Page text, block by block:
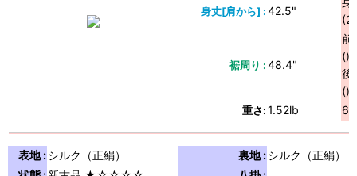
身丈[肩から] :42.5"
(2
裾周り :48.4"
前
()
後
()
重さ:1.52lb
表地 :シルク（正絹） 裏地 :シルク（正絹）